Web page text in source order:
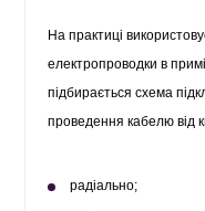
На практиці
електропроводки в
підбирається схема
проведення кабелю від
радіально;